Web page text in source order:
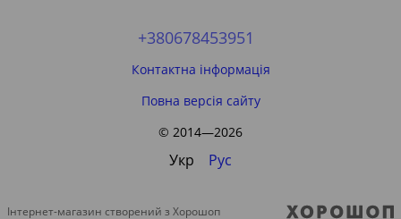
Апатит — це група мінералів із загальною формулою:
твердість: 5 за шкалою Мооса
кристалічна система: гексагональна
блиск: скляний до жирного
спайність: недосконала
+380678453951
Контактна інформація
Повна версія сайту
© 2014—2026
Укр Рус
Інтернет-магазин створений з Хорошоп